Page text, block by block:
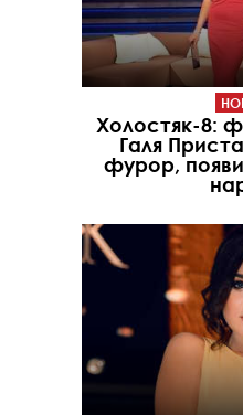
Холостяк-8:
Галя
фурор,